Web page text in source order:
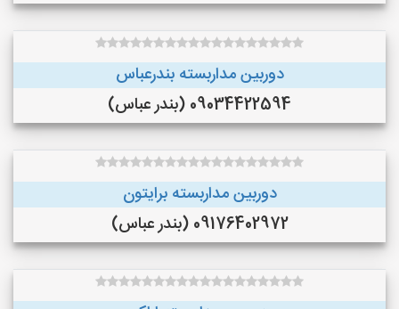
دوربین مداربسته بندرعباس
09034422594 (بندر عباس)
دوربین مداربسته برایتون
09176402972 (بندر عباس)